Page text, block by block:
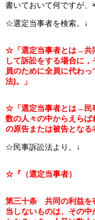
書いておいて何ですが、
☆選定当事者を検索。↓
☆「選定当事者とは→共
して訴訟をする場合に
員のために全員に代わ
法)。」
☆「選定当事者とは→民
数の人々の中からえら
の原告または被告とな
☆民事訴訟法より。↓
☆『（選定当事者）
第三十条　共同の利益
当しないものは、その